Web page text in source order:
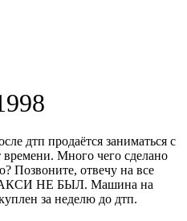
дтп продаётся заниматься с
Много чего сделано
Позвоните, отвечу на все
НЕ БЫЛ. Машина на
за неделю до дтп.